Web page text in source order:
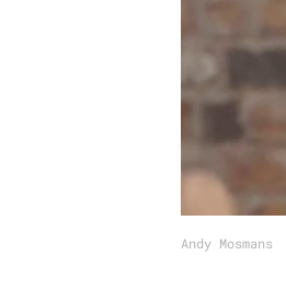
Andy Mosmans